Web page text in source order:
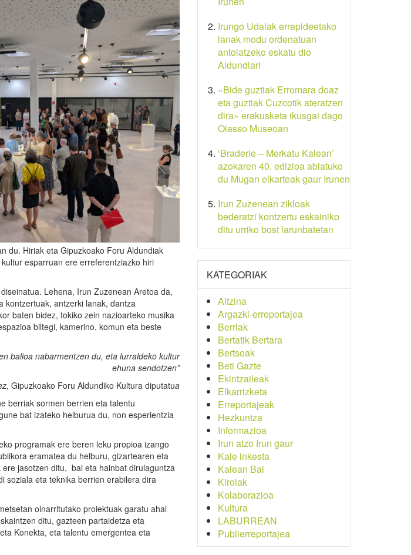
du. Hiriak eta Gipuzkoako Foru Aldundiak
esparruan ere erreferentziazko hiri
Lehena, Irun Zuzenean Aretoa da,
kontzertuak, antzerki lanak, dantza
baten bidez, tokiko zein nazioarteko musika
biltegi, kamerino, komun eta beste
balioa nabarmentzen du, eta lurraldeko kultur
ehuna sendotzen”
Gipuzkoako Foru Aldundiko Kultura diputatua
berriak sormen berrien eta talentu
bat izateko helburua du, non esperientzia
programak ere beren leku propioa izango
eramatea du helburu, gizartearen eta
jasotzen ditu, bai eta hainbat dirulaguntza
soziala eta teknika berrien erabilera dira
oinarritutako proiektuak garatu ahal
ditu, gazteen partaidetza eta
Konekta, eta talentu emergentea eta
Irungo Udalak errepideetako
lanak modu ordenatuan
antolatzeko eskatu dio
Aldundiari
«Bide guztiak Erromara doaz
eta guztiak Cuzcotik ateratzen
dira» erakusketa ikusgai dago
Oiasso Museoan
‘Braderie – Merkatu Kalean’
azokaren 40. edizioa abiatuko
du Mugan elkarteak gaur Irunen
Irun Zuzenean zikloak
bederatzi kontzertu eskainiko
ditu urriko bost larunbatetan
KATEGORIAK
Aitzina
Argazki-erreportajea
Berriak
Bertatik Bertara
Bertsoak
Beti Gazte
Ekintzaileak
Elkarrizketa
Erreportajeak
Hezkuntza
Informazioa
Irun atzo Irun gaur
Kale inkesta
Kalean Bai
Kirolak
Kolaborazioa
Kultura
LABURREAN
Publierreportajea